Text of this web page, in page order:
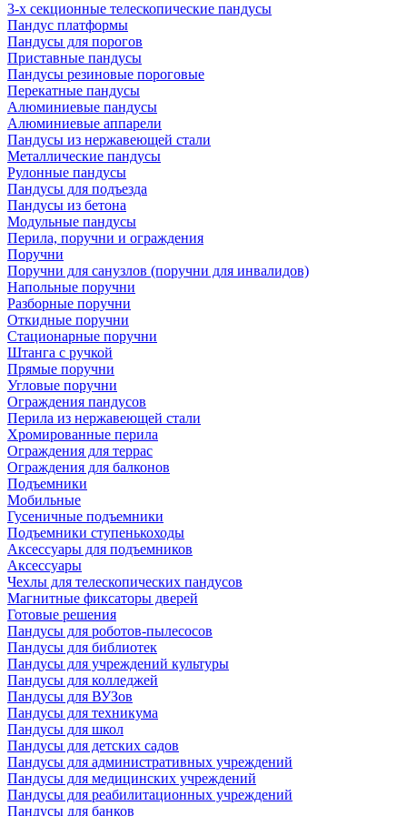
3-х секционные телескопические пандусы
Пандус платформы
Пандусы для порогов
Приставные пандусы
Пандусы резиновые пороговые
Перекатные пандусы
Алюминиевые пандусы
Алюминиевые аппарели
Пандусы из нержавеющей стали
Металлические пандусы
Рулонные пандусы
Пандусы для подъезда
Пандусы из бетона
Модульные пандусы
Перила, поручни и ограждения
Поручни
Поручни для санузлов (поручни для инвалидов)
Напольные поручни
Разборные поручни
Откидные поручни
Стационарные поручни
Штанга с ручкой
Прямые поручни
Угловые поручни
Ограждения пандусов
Перила из нержавеющей стали
Хромированные перила
Ограждения для террас
Ограждения для балконов
Подъемники
Мобильные
Гусеничные подъемники
Подъемники ступенькоходы
Аксессуары для подъемников
Аксессуары
Чехлы для телескопических пандусов
Магнитные фиксаторы дверей
Готовые решения
Пандусы для роботов-пылесосов
Пандусы для библиотек
Пандусы для учреждений культуры
Пандусы для колледжей
Пандусы для ВУЗов
Пандусы для техникума
Пандусы для школ
Пандусы для детских садов
Пандусы для административных учреждений
Пандусы для медицинских учреждений
Пандусы для реабилитационных учреждений
Пандусы для банков